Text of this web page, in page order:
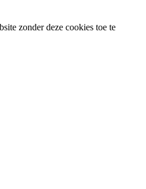
zonder deze cookies toe te